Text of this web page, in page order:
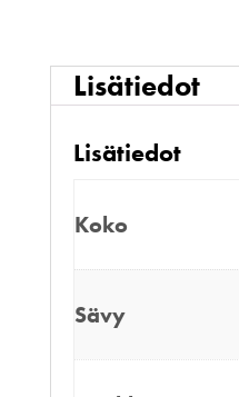
Lisätiedot
Lisätiedot
Koko
Sävy